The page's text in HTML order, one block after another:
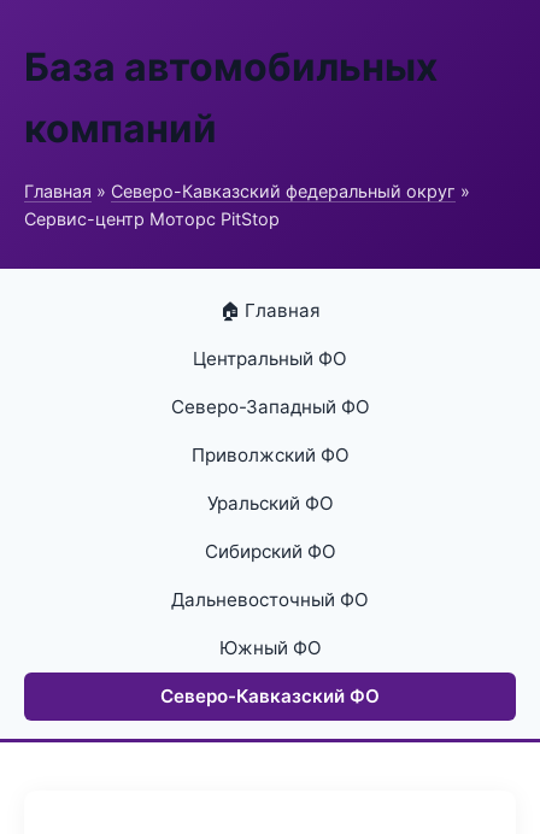
База автомобильных
компаний
Главная » Северо-Кавказский федеральный округ »
Сервис-центр Моторс PitStop
🏠 Главная
Центральный ФО
Северо-Западный ФО
Приволжский ФО
Уральский ФО
Сибирский ФО
Дальневосточный ФО
Южный ФО
Северо-Кавказский ФО